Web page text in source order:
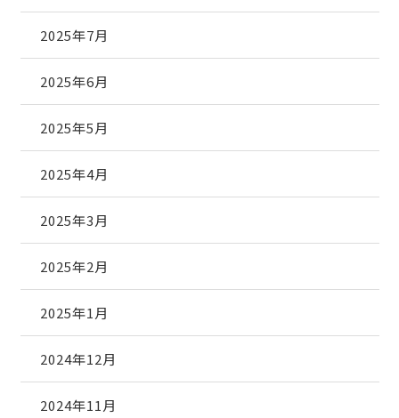
2025年7月
2025年6月
2025年5月
2025年4月
2025年3月
2025年2月
2025年1月
2024年12月
2024年11月